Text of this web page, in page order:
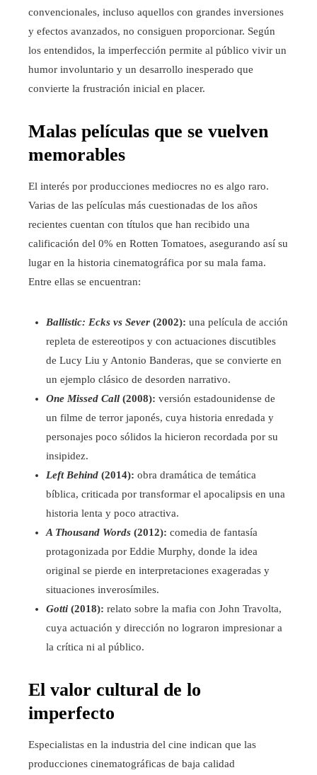
convencionales, incluso aquellos con grandes inversiones
y efectos avanzados, no consiguen proporcionar. Según
los entendidos, la imperfección permite al público vivir un
humor involuntario y un desarrollo inesperado que
convierte la frustración inicial en placer.
Malas películas que se vuelven
memorables
El interés por producciones mediocres no es algo raro.
Varias de las películas más cuestionadas de los años
recientes cuentan con títulos que han recibido una
calificación del 0% en Rotten Tomatoes, asegurando así su
lugar en la historia cinematográfica por su mala fama.
Entre ellas se encuentran:
Ballistic: Ecks vs Sever (2002): una película de acción
repleta de estereotipos y con actuaciones discutibles
de Lucy Liu y Antonio Banderas, que se convierte en
un ejemplo clásico de desorden narrativo.
One Missed Call (2008): versión estadounidense de
un filme de terror japonés, cuya historia enredada y
personajes poco sólidos la hicieron recordada por su
insipidez.
Left Behind (2014): obra dramática de temática
bíblica, criticada por transformar el apocalipsis en una
historia lenta y poco atractiva.
A Thousand Words (2012): comedia de fantasía
protagonizada por Eddie Murphy, donde la idea
original se pierde en interpretaciones exageradas y
situaciones inverosímiles.
Gotti (2018): relato sobre la mafia con John Travolta,
cuya actuación y dirección no lograron impresionar a
la crítica ni al público.
El valor cultural de lo
imperfecto
Especialistas en la industria del cine indican que las
producciones cinematográficas de baja calidad